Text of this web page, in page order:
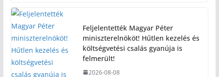
Feljelentették Magyar Péter
miniszterelnököt! Hűtlen kezelés és
költségvetési csalás gyanúja is
felmerült!
2026-08-08